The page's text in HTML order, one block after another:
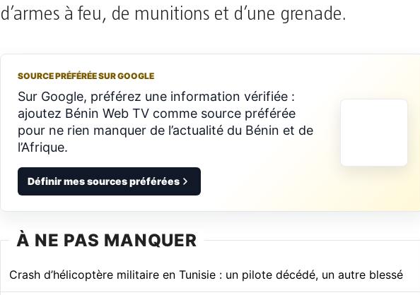
d’armes à feu, de munitions et d’une grenade.
SOURCE PRÉFÉRÉE SUR GOOGLE
Sur Google, préférez une information vérifiée :
ajoutez Bénin Web TV comme source préférée
pour ne rien manquer de l’actualité du Bénin et de
l’Afrique.
Définir mes sources préférées
À NE PAS MANQUER
Crash d’hélicoptère militaire en Tunisie : un pilote décédé, un autre blessé